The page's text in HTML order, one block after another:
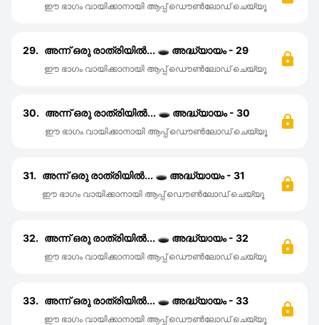
ഈ ഭാഗം വായിക്കാനായി ആപ്പ് ഡൌൺലോഡ് ചെയ്യൂ
29. അന്ന് ഒരു രാത്രിയിൽ... 🕳️ അദ്ധ്യായം - 29
ഈ ഭാഗം വായിക്കാനായി ആപ്പ് ഡൌൺലോഡ് ചെയ്യൂ
30. അന്ന് ഒരു രാത്രിയിൽ... 🕳️ അദ്ധ്യായം - 30
ഈ ഭാഗം വായിക്കാനായി ആപ്പ് ഡൌൺലോഡ് ചെയ്യൂ
31. അന്ന് ഒരു രാത്രിയിൽ... 🕳️ അദ്ധ്യായം - 31
ഈ ഭാഗം വായിക്കാനായി ആപ്പ് ഡൌൺലോഡ് ചെയ്യൂ
32. അന്ന് ഒരു രാത്രിയിൽ... 🕳️ അദ്ധ്യായം - 32
ഈ ഭാഗം വായിക്കാനായി ആപ്പ് ഡൌൺലോഡ് ചെയ്യൂ
33. അന്ന് ഒരു രാത്രിയിൽ... 🕳️ അദ്ധ്യായം - 33
ഈ ഭാഗം വായിക്കാനായി ആപ്പ് ഡൌൺലോഡ് ചെയ്യൂ